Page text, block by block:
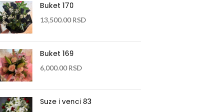
Buket 170
13,500.00RSD
Buket 169
6,000.00RSD
Suze i venci 83